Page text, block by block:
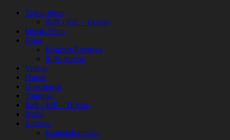
Ticket-Shop
RaR / RiP – Tickets
Musik-Shop
Fotos
Konzert-Reviews
RaR-Archiv
Videos
Forum
Downloads
Tippspiel
RaR / RiP – Tickets
Radio
Kontakt
Kontaktformular